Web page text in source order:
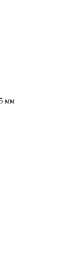
мм